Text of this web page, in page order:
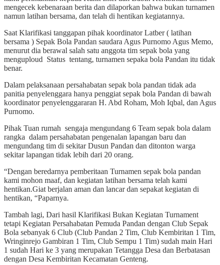
mengecek kebenaraan berita dan dilaporkan bahwa bukan turnamen
namun latihan bersama, dan telah di hentikan kegiatannya.
Saat Klarifikasi tanggapan pihak koordinator Latber ( latihan
bersama ) Sepak Bola Pandan saudara Agus Purnomo Agus Memo,
menurut dia berawal salah satu anggota tim sepak bola yang
menguploud Status tentang, turnamen sepaka bola Pandan itu tidak
benar.
Dalam pelaksanaan persahabatan sepak bola pandan tidak ada
panitia penyelenggara hanya penggiat sepak bola Pandan di bawah
koordinator penyelenggararan H. Abd Roham, Moh Iqbal, dan Agus
Purnomo.
Pihak Tuan rumah sengaja mengundang 6 Team sepak bola dalam
rangka dalam persahabatan pengenalan lapangan baru dan
mengundang tim di sekitar Dusun Pandan dan ditonton warga
sekitar lapangan tidak lebih dari 20 orang.
“Dengan beredarnya pemberitaan Turnamen sepak bola pandan
kami mohon maaf, dan kegiatan latihan bersama telah kami
hentikan.Giat berjalan aman dan lancar dan sepakat kegiatan di
hentikan, “Paparnya.
Tambah lagi, Dari hasil Klarifikasi Bukan Kegiatan Turnament
tetapi Kegiatan Persahabatan Pemuda Pandan dengan Club Sepak
Bola sebanyak 6 Club (Club Pandan 2 Tim, Club Kembiritan 1 Tim,
Wringinrejo Gambiran 1 Tim, Club Sempu 1 Tim) sudah main Hari
1 sudah Hari ke 3 yang merupakan Tetangga Desa dan Berbatasan
dengan Desa Kembiritan Kecamatan Genteng.